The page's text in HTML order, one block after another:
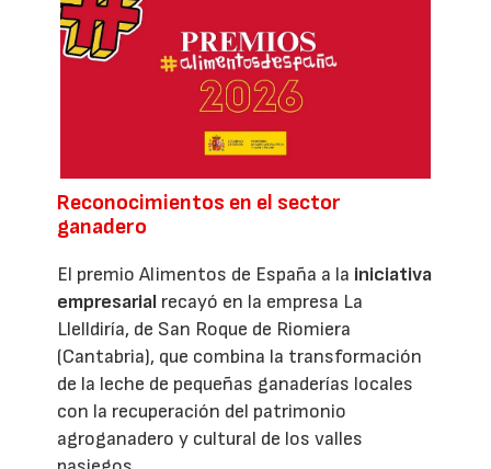
Reconocimientos en el sector
ganadero
El premio Alimentos de España a la iniciativa
empresarial recayó en la empresa La
Llelldiría, de San Roque de Riomiera
(Cantabria), que combina la transformación
de la leche de pequeñas ganaderías locales
con la recuperación del patrimonio
agroganadero y cultural de los valles